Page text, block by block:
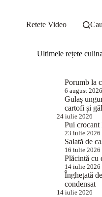
Retete Video
Ultimele rețete
Porumb la
6 august 2026
Gulaș
cartofi și
24 iulie 2026
Pui crocant
23 iulie 2026
Salată de
16 iulie 2026
Plăcintă cu
14 iulie 2026
Înghețată
condensat
14 iulie 2026